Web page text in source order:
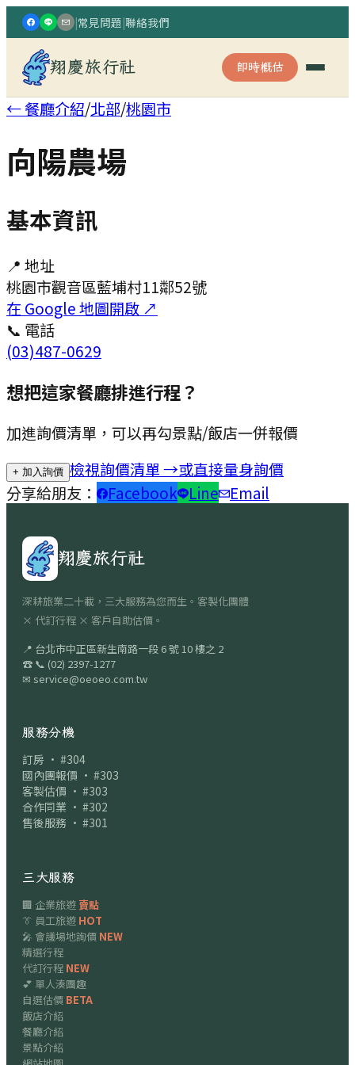
|常見問題|聯絡我們
翔慶旅行社 即時概估
← 餐廳介紹/北部/桃園市
向陽農場
基本資訊
📍 地址
桃園市觀音區藍埔村11鄰52號
在 Google 地圖開啟 ↗
📞 電話
(03)487-0629
想把這家餐廳排進行程？
加進詢價清單，可以再勾景點/飯店一併報價
+ 加入詢價 檢視詢價清單 →或直接量身詢價
分享給朋友：
Facebook Line Email
翔慶旅行社
深耕旅業二十載，三大服務為您而生。客製化團體
× 代訂行程 × 客戶自助估價。
📍 台北市中正區新生南路一段 6 號 10 樓之 2
☎ 📞 (02) 2397-1277
✉ service@oeoeo.com.tw
服務分機
訂房 · #304
國內團報價 · #303
客製估價 · #303
合作同業 · #302
售後服務 · #301
三大服務
🏢 企業旅遊賣點
👔 員工旅遊 HOT
🎤 會議場地詢價 NEW
精選行程
代訂行程 NEW
💕 單人湊團趣
自選估價 BETA
飯店介紹
餐廳介紹
景點介紹